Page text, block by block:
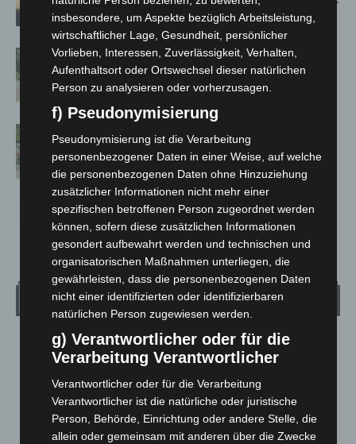
Brand im „Haus der Begegnung“ in
Neuwarmbüchen schnell eingedämmt
Region Hannover: 21 neue
Notfallsanitäter starten beim Roten
Kreuz
Wetter
LANGENHAGEN
Überwiegend Bewölkt
18.9°C 19°
18.8 °
insbesondere, um Aspekte bezüglich Arbeitsleistung,
wirtschaftlicher Lage, Gesundheit, persönlicher
Vorlieben, Interessen, Zuverlässigkeit, Verhalten,
Aufenthaltsort oder Ortswechsel dieser natürlichen
Person zu analysieren oder vorherzusagen.
f) Pseudonymisierung
Pseudonymisierung ist die Verarbeitung
personenbezogener Daten in einer Weise, auf welche
die personenbezogenen Daten ohne Hinzuziehung
zusätzlicher Informationen nicht mehr einer
spezifischen betroffenen Person zugeordnet werden
können, sofern diese zusätzlichen Informationen
gesondert aufbewahrt werden und technischen und
organisatorischen Maßnahmen unterliegen, die
gewährleisten, dass die personenbezogenen Daten
nicht einer identifizierten oder identifizierbaren
natürlichen Person zugewiesen werden.
g) Verantwortlicher oder für die
Verarbeitung Verantwortlicher
Verantwortlicher oder für die Verarbeitung
Verantwortlicher ist die natürliche oder juristische
Person, Behörde, Einrichtung oder andere Stelle, die
allein oder gemeinsam mit anderen über die Zwecke